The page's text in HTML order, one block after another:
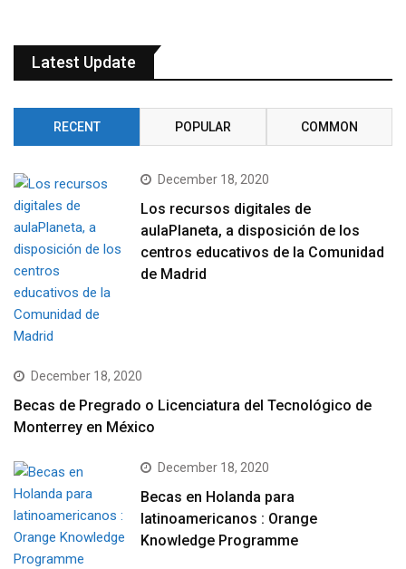
Latest Update
RECENT POPULAR COMMON
December 18, 2020
Los recursos digitales de
aulaPlaneta, a disposición de los
centros educativos de la Comunidad
de Madrid
December 18, 2020
Becas de Pregrado o Licenciatura del Tecnológico de
Monterrey en México
December 18, 2020
Becas en Holanda para
latinoamericanos : Orange
Knowledge Programme